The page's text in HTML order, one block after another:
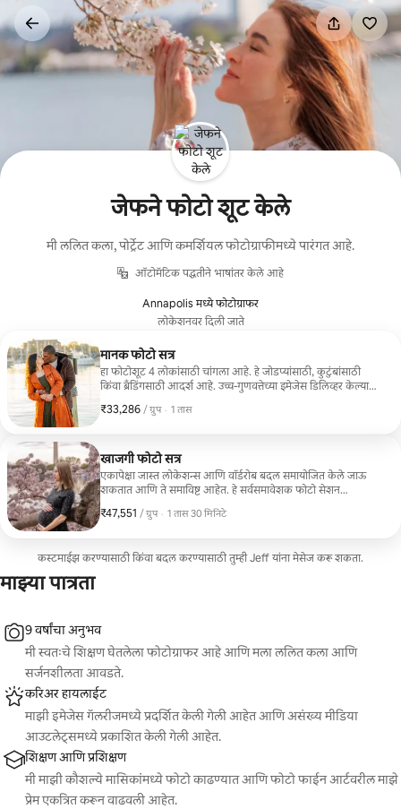
जा
जेफने फोटो शूट केले
मी ललित कला, पोर्ट्रेट आणि कमर्शियल फोटोग्राफीमध्ये पारंगत आहे.
ऑटोमॅटिक पद्धतीने भाषांतर केले आहे
Annapolis मध्ये फोटोग्राफर
लोकेशनवर दिली जाते
मानक फोटो सत्र
हा फोटोशूट 4 लोकांसाठी चांगला आहे. हे जोडप्यांसाठी, कुटुंबांसाठी
किंवा ब्रँडिंगसाठी आदर्श आहे. उच्च-गुणवत्तेच्या इमेजेस डिलिव्हर केल्या
₹33,286 / ग्रुप
₹33,286, प्रति ग्रुप
, · 1 तास
खाजगी फोटो सत्र
एकापेक्षा जास्त लोकेशन्स आणि वॉर्डरोब बदल समायोजित केले जाऊ
शकतात आणि ते समाविष्ट आहेत. हे सर्वसमावेशक फोटो सेशन
₹47,551 / ग्रुप
₹47,551, प्रति ग्रुप
, · 1 तास 30 मिनिटे
कस्टमाईझ करण्यासाठी किंवा बदल करण्यासाठी तुम्ही Jeff यांना मेसेज करू शकता.
माझ्या पात्रता
9 वर्षांचा अनुभव
मी स्वतःचे शिक्षण घेतलेला फोटोग्राफर आहे आणि मला ललित कला आणि
सर्जनशीलता आवडते.
करिअर हायलाईट
माझी इमेजेस गॅलरीजमध्ये प्रदर्शित केली गेली आहेत आणि असंख्य मीडिया
आउटलेट्समध्ये प्रकाशित केली गेली आहेत.
शिक्षण आणि प्रशिक्षण
मी माझी कौशल्ये मासिकांमध्ये फोटो काढण्यात आणि फोटो फाईन आर्टवरील माझे
प्रेम एकत्रित करून वाढवली आहेत.